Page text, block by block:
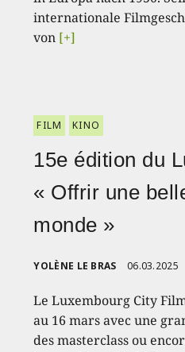
internationale
von [+]
FILM KINO
15e édition du
« Offrir une
monde »
YOLÈNE LE BRAS 06.03.2025
Le Luxembourg City
au 16 mars avec une
des masterclass ou